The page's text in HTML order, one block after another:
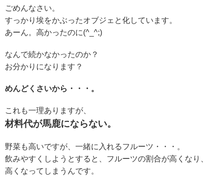
ごめんなさい。
すっかり埃をかぶったオブジェと化しています。
あーん。高かったのに(^_^;)
なんで続かなかったのか？
お分かりになります？
めんどくさいから・・・。
これも一理ありますが、
材料代が馬鹿にならない。
野菜も高いですが、一緒に入れるフルーツ・・・。
飲みやすくしようとすると、フルーツの割合が高くなり、
高くなってしまうんです。